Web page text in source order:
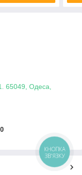
65049, Одеса,
КНОПКА
ЗВ'ЯЗКУ